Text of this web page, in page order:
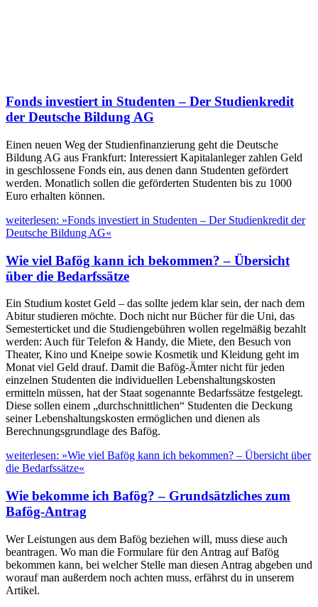
Fonds investiert in Studenten – Der Studienkredit
der Deutsche Bildung AG
Einen neuen Weg der Studienfinanzierung geht die Deutsche
Bildung AG aus Frankfurt: Interessiert Kapitalanleger zahlen Geld
in geschlossene Fonds ein, aus denen dann Studenten gefördert
werden. Monatlich sollen die geförderten Studenten bis zu 1000
Euro erhalten können.
weiterlesen: »Fonds investiert in Studenten – Der Studienkredit der
Deutsche Bildung AG«
Wie viel Bafög kann ich bekommen? – Übersicht
über die Bedarfssätze
Ein Studium kostet Geld – das sollte jedem klar sein, der nach dem
Abitur studieren möchte. Doch nicht nur Bücher für die Uni, das
Semesterticket und die Studiengebühren wollen regelmäßig bezahlt
werden: Auch für Telefon & Handy, die Miete, den Besuch von
Theater, Kino und Kneipe sowie Kosmetik und Kleidung geht im
Monat viel Geld drauf. Damit die Bafög-Ämter nicht für jeden
einzelnen Studenten die individuellen Lebenshaltungskosten
ermitteln müssen, hat der Staat sogenannte Bedarfssätze festgelegt.
Diese sollen einem „durchschnittlichen“ Studenten die Deckung
seiner Lebenshaltungskosten ermöglichen und dienen als
Berechnungsgrundlage des Bafög.
weiterlesen: »Wie viel Bafög kann ich bekommen? – Übersicht über
die Bedarfssätze«
Wie bekomme ich Bafög? – Grundsätzliches zum
Bafög-Antrag
Wer Leistungen aus dem Bafög beziehen will, muss diese auch
beantragen. Wo man die Formulare für den Antrag auf Bafög
bekommen kann, bei welcher Stelle man diesen Antrag abgeben und
worauf man außerdem noch achten muss, erfährst du in unserem
Artikel.